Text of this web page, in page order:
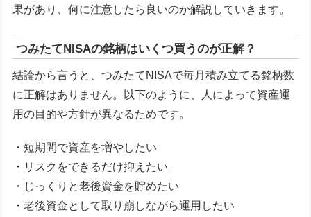
果があり、何に注意したら良いのか解説していきます。
つみたてNISAの銘柄はいくつ買うのが正解？
結論から言うと、つみたてNISAで毎月積み立てる銘柄数
に正解はありません。以下のように、人によって資産運
用の目的や方針が異なるためです。
・短期間で資産を増やしたい
・リスクをできるだけ抑えたい
・じっくりと老後資金を貯めたい
・老後資金として取り崩しながら運用したい